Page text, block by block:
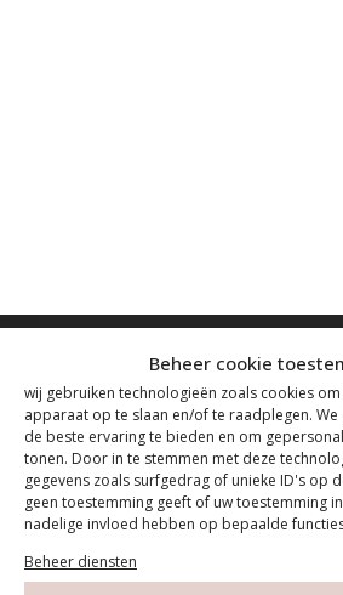
Beheer cookie
wij gebruiken technologieën zoals cookies
apparaat op te slaan en/of te raadplegen.
de beste ervaring te bieden en om
tonen. Door in te stemmen met deze
gegevens zoals surfgedrag of unieke ID's op
geen toestemming geeft of uw toestemming
nadelige invloed hebben op bepaalde
Beheer diensten
Contact
Tanthofdreef 7 2623 EW Delft